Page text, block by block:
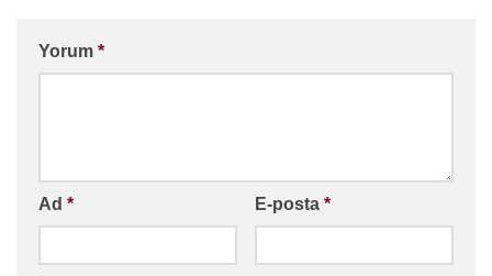
Yorum *
Ad * E-posta *